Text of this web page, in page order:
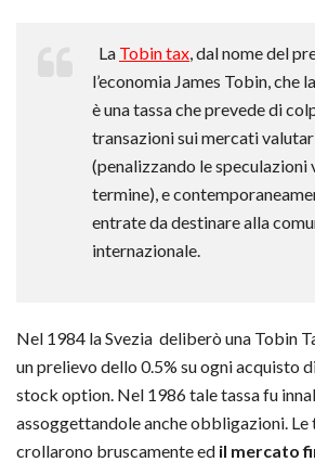
La Tobin tax, dal nome del
l’economia James Tobin, che
è una tassa che prevede di
transazioni sui mercati
(penalizzando le speculazioni
termine), e
entrate da destinare alla
internazionale.
Nel 1984 la Svezia deliberò una Tobin
un prelievo dello 0.5% su ogni acquisto
stock option. Nel 1986 tale tassa fu
assoggettandole anche obbligazioni. Le
crollarono bruscamente ed il mercato